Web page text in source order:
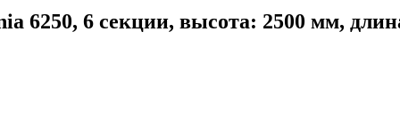
6250, 6 секции, высота: 2500 мм,